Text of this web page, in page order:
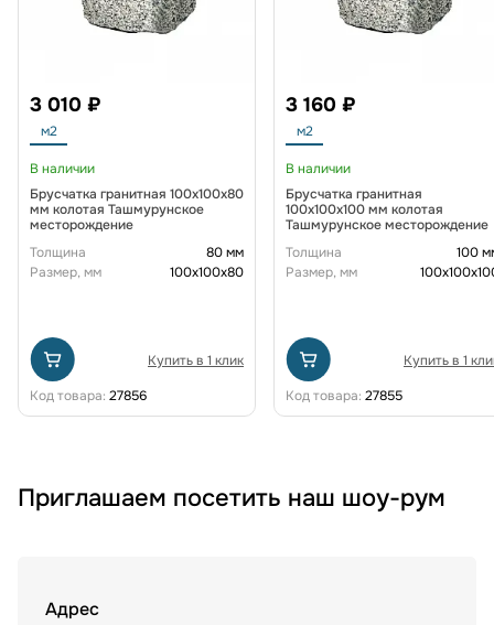
3 010 ₽
м2
В наличии
Брусчатка гранитная 100x100x80
мм колотая Ташмурунское
месторождение
Толщина
80 мм
Размер, мм
100х100х80
Купить в 1 клик
Код товара: 27856
3 160 ₽
м2
В наличии
Брусчатка гранитная
100x100x100 мм колотая
Ташмурунское месторождение
Толщина
100
Размер, мм
Купить в 1
Код товара: 27855
Приглашаем посетить наш шоу-рум
Адрес